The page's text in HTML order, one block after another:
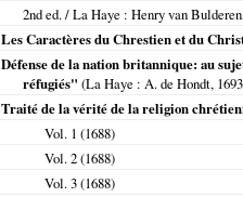
2nd ed. /La Haye : Henry van
Les Caractères du Chrestien et du
Défense de la nation britannique: au
réfugiés" (La Haye : A. de Hondt, 1693
Traité de la vérité de la religion
Vol. 1 (1688)
Vol. 2 (1688)
Vol. 3 (1688)